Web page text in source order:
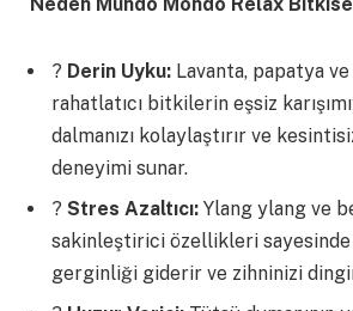
? Derin Uyku: Lavanta, papatya
rahatlatıcı bitkilerin eşsiz
dalmanızı kolaylaştırır ve
deneyimi sunar.
? Stres Azaltıcı: Ylang ylang ve
sakinleştirici özellikleri sayesinde
gerginliği giderir ve zihninizi